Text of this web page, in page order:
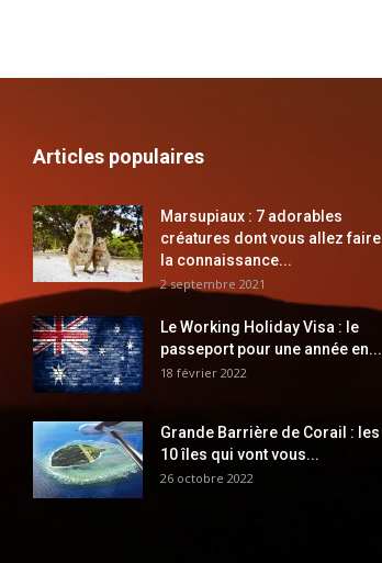
Articles populaires
Marsupiaux : 7 adorables
créatures dont vous allez faire
la connaissance...
2 septembre 2021
Le Working Holiday Visa : le
passeport pour une année en...
18 février 2022
Grande Barrière de Corail : les
10 îles qui vont vous...
26 octobre 2022